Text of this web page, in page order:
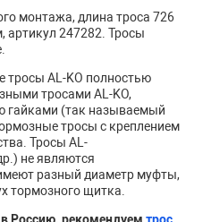
монтажа, длина троса 726
артикул 247282. Тросы
AL-KO полностью
тросами AL-KO,
гайками (так называемый
тросы с креплением
Тросы AL -
не являются
разный диаметр муфты,
тормозного щитка.